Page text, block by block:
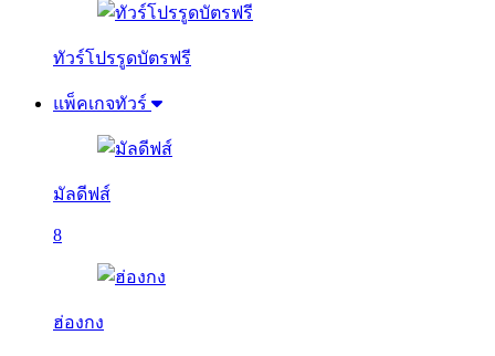
ทัวร์โปรรูดบัตรฟรี
แพ็คเกจทัวร์
มัลดีฟส์
8
ฮ่องกง